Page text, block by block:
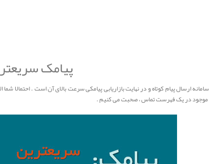
پیامک
ارسال پیام کوتاه و در نهایت بازاریابی پیامکی سرعت بالای آن است .
موجود در یک فهرست تماس ، صحبت می کنیم .